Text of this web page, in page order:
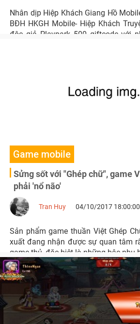
Nhân dịp Hiệp Khách Giang Hồ
BĐH HKGH Mobile- Hiệp Khách
độc giả Playpark 500 giftcode với
Game mobile
Sửng sốt với "Ghép chữ", game
phải 'nổ não'
Tran Huy 04/10/2017 18:00:00
Sản phẩm game thuần Việt Ghép
xuất đang nhận được sự quan tâm
game thủ, đặc biệt là những bậc phụ